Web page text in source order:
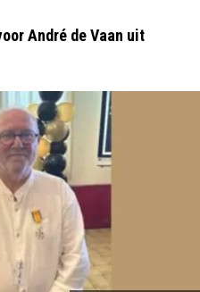
André de Vaan uit